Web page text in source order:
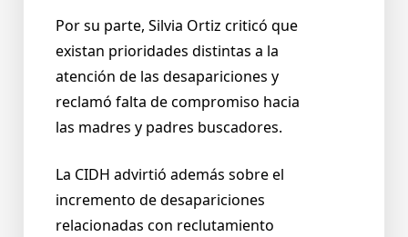
Por su parte, Silvia Ortiz criticó que
existan prioridades distintas a la
atención de las desapariciones y
reclamó falta de compromiso hacia
las madres y padres buscadores.
La CIDH advirtió además sobre el
incremento de desapariciones
relacionadas con reclutamiento